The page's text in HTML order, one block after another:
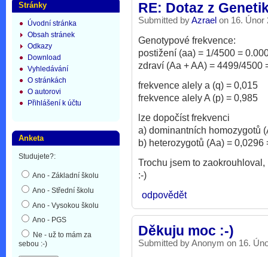
RE: Dotaz z
Submitted byAzrael on 16. Únor
Genotypové frekvence:
postižení (aa) = 1/4500 =
zdraví (Aa + AA) = 4499/4500
frekvence alely a (q) = 0,015
frekvence alely A (p) = 0,985
lze dopočíst frekvenci
a) dominantních homozygotů
b) heterozygotů (Aa) = 0,0296
Trochu jsem to
:-)
odpovědět
Děkuju moc :-)
Submitted by Anonym on 16.
Stránky
Úvodní stránka
Obsah stránek
Odkazy
Download
Vyhledávání
O stránkách
O autorovi
Přihlášení k účtu
Anketa
Studujete?:
Ano - Základní školu
Ano - Střední školu
Ano - Vysokou školu
Ano - PGS
Ne - už to mám za
sebou :-)